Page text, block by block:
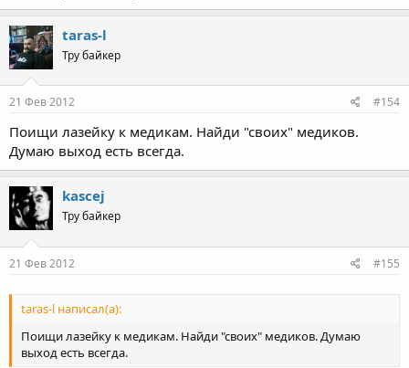
taras-l
Тру байкер
21 Фев 2012 #154
Поищи лазейку к медикам. Найди "своих" медиков.
Думаю выход есть всегда.
kascej
Тру байкер
21 Фев 2012 #155
taras-l написал(а):
Поищи лазейку к медикам. Найди "своих" медиков. Думаю
выход есть всегда.